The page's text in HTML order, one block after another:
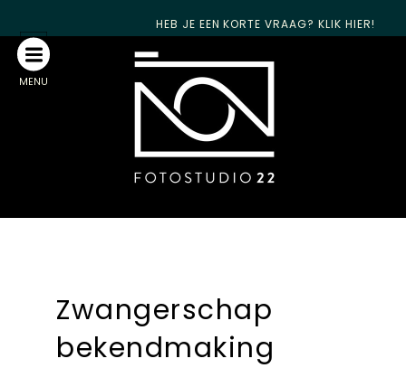
MENU
HEB JE EEN KORTE VRAAG? KLIK HIER!
Zwangerschap
bekendmaking